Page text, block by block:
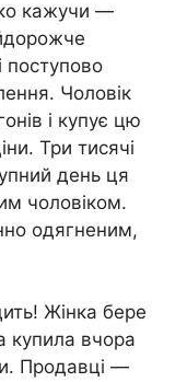
кажучи —
поступово
Чоловік
і купує цю
Три тисячі
день ця
чоловіком.
одягненим,
Жінка бере
купила вчора
Продавці —